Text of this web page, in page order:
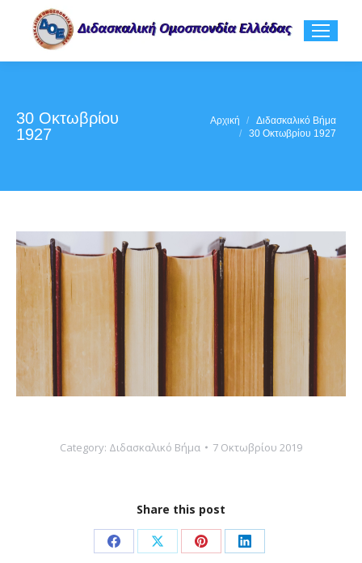
30 Οκτωβρίου
1927
Αρχική
Διδασκαλικό Βήμα
30 Οκτωβρίου 1927
Category: Διδασκαλικό Βήμα 7 Οκτωβρίου 2019
Share this post
Share Share Share Share